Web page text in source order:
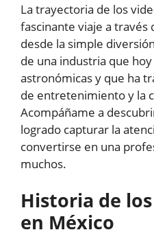
La trayectoria de los
fascinante viaje a través
desde la simple
de una industria que
astronómicas y que ha
de entretenimiento y la
Acompáñame a
logrado capturar la
convertirse en una
muchos.
Historia de
en México